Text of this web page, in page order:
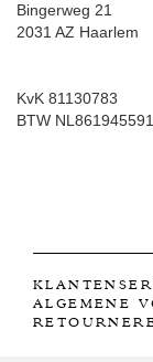
Bingerweg 21
2031 AZ Haarlem
KvK 81130783
BTW
ALGEMENE